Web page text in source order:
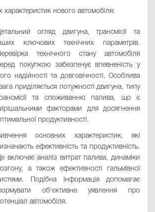
характеристик нового автомобіля:
огляд двигуна, трансмісії та
ключових технічних параметрів.
технічного стану автомобіля
покупкою забезпечує впевненість у
надійності та довговічності. Особлива
приділяється потужності двигуна, типу
та споживанню палива, що є
факторами для досягнення
продуктивності.
основних характеристик, які
ефективність та продуктивність.
включає аналіз витрат палива, динаміки
а також ефективності гальмівної
Подібна інформація допомагає
об'єктивне уявлення про
автомобіля.